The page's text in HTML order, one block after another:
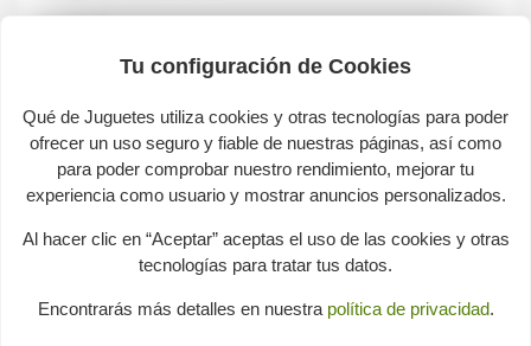
19,99 € Ahorre un 10,00 €
AÑADIR AL CARRITO share favorite_border
Ficha técnica
Marca
NICI
Longitud
40 cm
Tu configuración de Cookies
Qué de Juguetes utiliza cookies y otras tecnologías para poder
ofrecer un uso seguro y fiable de nuestras páginas, así como
para poder comprobar nuestro rendimiento, mejorar tu
experiencia como usuario y mostrar anuncios personalizados.
Al hacer clic en “Aceptar” aceptas el uso de las cookies y otras
tecnologías para tratar tus datos.
Encontrarás más detalles en nuestra política de privacidad.